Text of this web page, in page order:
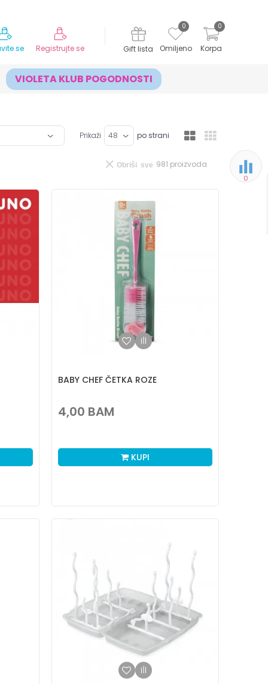
Korpa
0
Omiljeno
0
Gift lista
se Registrujte se
VIOLETA KLUB POGODNOSTI
0
Prikaži po strani
981 proizvoda
Obriši sve
BABY CHEF ČETKA ROZE
4,00 BAM
KUPI